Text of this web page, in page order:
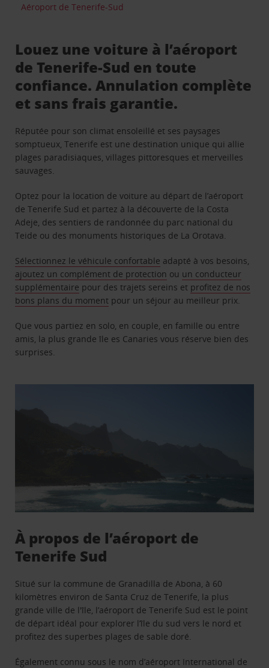
Aéroport de Tenerife-Sud
Louez une voiture à l’aéroport
de Tenerife-Sud en toute
confiance. Annulation complète
et sans frais garantie.
Réputée pour son climat ensoleillé et ses paysages
somptueux, Tenerife est une destination unique qui allie
plages paradisiaques, villages pittoresques et merveilles
sauvages.
Optez pour la location de voiture au départ de l’aéroport
de Tenerife Sud et partez à la découverte de la Costa
Adeje, des sentiers de randonnée du parc national du
Teide ou des monuments historiques de La Orotava.
Sélectionnez le véhicule confortable adapté à vos besoins,
ajoutez un complément de protection ou un conducteur
supplémentaire pour des trajets sereins et profitez de nos
bons plans du moment pour un séjour au meilleur prix.
Que vous partiez en solo, en couple, en famille ou entre
amis, la plus grande île es Canaries vous réserve bien des
surprises.
À propos de l’aéroport de
Tenerife Sud
Situé sur la commune de Granadilla de Abona, à 60
kilomètres environ de Santa Cruz de Tenerife, la plus
grande ville de l'île, l’aéroport de Tenerife Sud est le point
de départ idéal pour explorer l’île du sud vers le nord et
profitez des superbes plages de sable doré.
Également connu sous le nom d’aéroport International de